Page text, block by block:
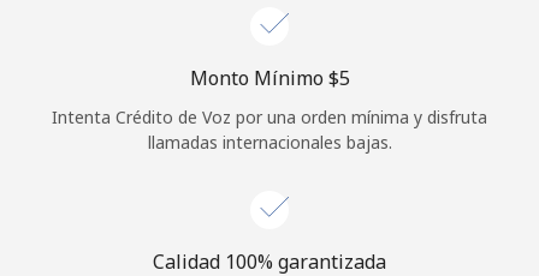
Monto Mínimo ⁦$5⁩
Intenta Crédito de Voz por una orden mínima y disfruta
llamadas internacionales bajas.
Calidad 100% garantizada